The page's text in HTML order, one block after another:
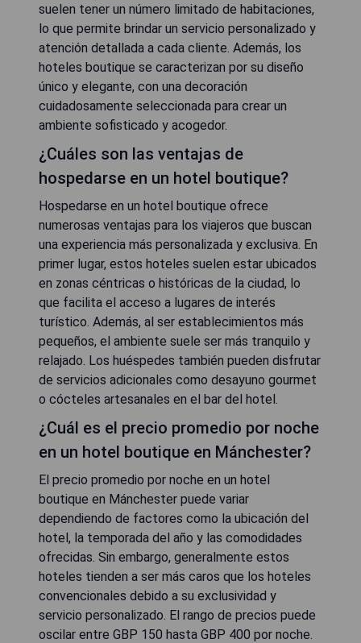
suelen tener un número limitado de habitaciones,
lo que permite brindar un servicio personalizado y
atención detallada a cada cliente. Además, los
hoteles boutique se caracterizan por su diseño
único y elegante, con una decoración
cuidadosamente seleccionada para crear un
ambiente sofisticado y acogedor.
¿Cuáles son las ventajas de
hospedarse en un hotel boutique?
Hospedarse en un hotel boutique ofrece
numerosas ventajas para los viajeros que buscan
una experiencia más personalizada y exclusiva. En
primer lugar, estos hoteles suelen estar ubicados
en zonas céntricas o históricas de la ciudad, lo
que facilita el acceso a lugares de interés
turístico. Además, al ser establecimientos más
pequeños, el ambiente suele ser más tranquilo y
relajado. Los huéspedes también pueden disfrutar
de servicios adicionales como desayuno gourmet
o cócteles artesanales en el bar del hotel.
¿Cuál es el precio promedio por noche
en un hotel boutique en Mánchester?
El precio promedio por noche en un hotel
boutique en Mánchester puede variar
dependiendo de factores como la ubicación del
hotel, la temporada del año y las comodidades
ofrecidas. Sin embargo, generalmente estos
hoteles tienden a ser más caros que los hoteles
convencionales debido a su exclusividad y
servicio personalizado. El rango de precios puede
oscilar entre GBP 150 hasta GBP 400 por noche.